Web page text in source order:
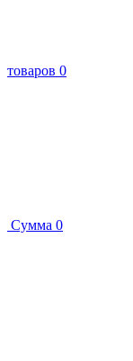
товаров 0
Сумма 0